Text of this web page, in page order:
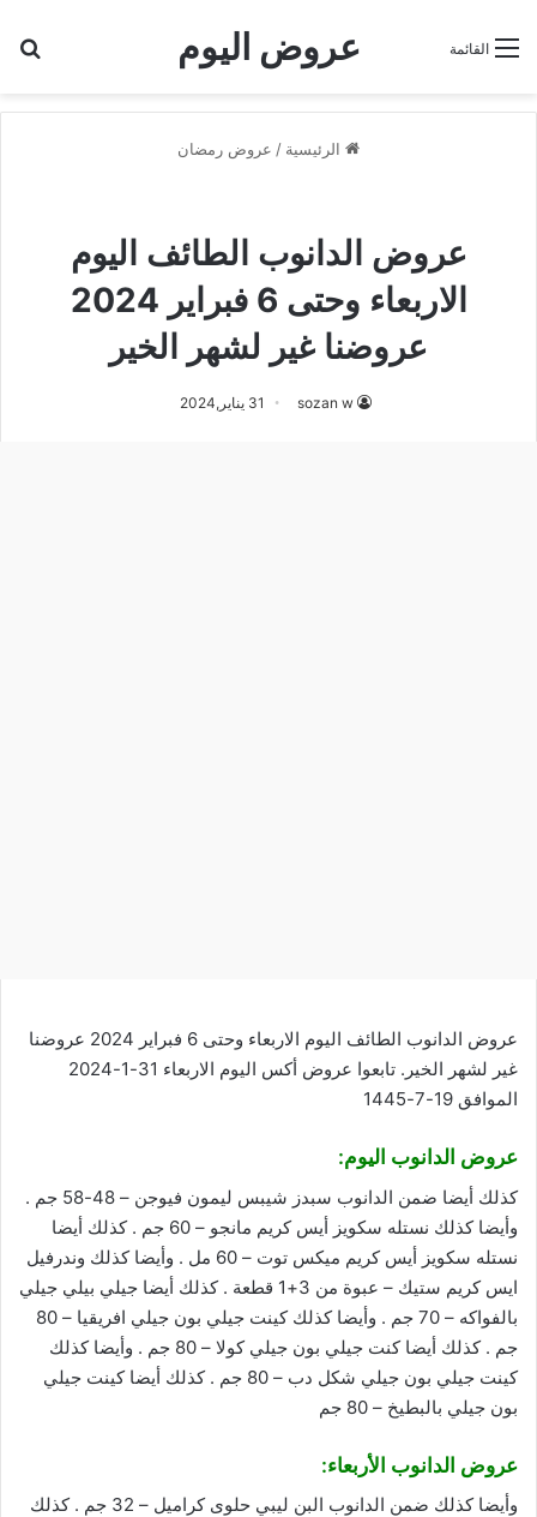
عروض اليوم القائمة
الرئيسية / عروض رمضان
عروض الدانوب الطائف اليوم
الاربعاء وحتى 6 فبراير 2024
عروضنا غير لشهر الخير
sozan w 31 يناير,2024
عروض الدانوب الطائف اليوم الاربعاء وحتى 6 فبراير 2024 عروضنا
غير لشهر الخير. تابعوا عروض أكس
اليوم الاربعاء 31-1-2024
الموافق 19-7-1445
عروض الدانوب اليوم:
كذلك أيضا ضمن الدانوب سبدز شيبس ليمون فيوجن – 48-58 جم .
وأيضا كذلك نستله سكويز أيس كريم مانجو – 60 جم . كذلك أيضا
نستله سكويز أيس كريم ميكس توت – 60 مل . وأيضا كذلك وندرفيل
ايس كريم ستيك – عبوة من 3+1 قطعة . كذلك أيضا جيلي بيلي جيلي
بالفواكه – 70 جم . وأيضا كذلك كينت جيلي بون جيلي افريقيا – 80
جم . كذلك أيضا كنت جيلي بون جيلي كولا – 80 جم . وأيضا كذلك
كينت جيلي بون جيلي شكل دب – 80 جم . كذلك أيضا كينت جيلي
بون جيلي بالبطيخ – 80 جم
عروض الدانوب الأربعاء:
وأيضا كذلك ضمن الدانوب البن ليبي حلوى كراميل – 32 جم . كذلك